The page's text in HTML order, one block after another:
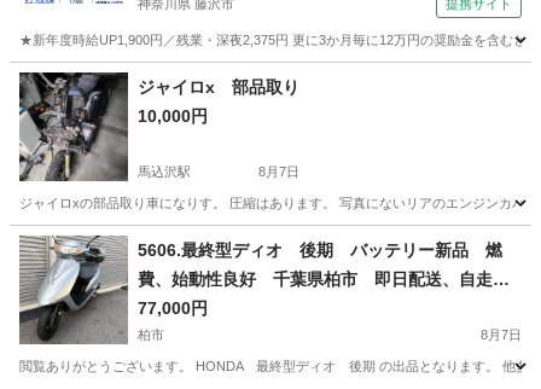
神奈川県 藤沢市 提携サイト
★新年度時給UP1,900円／残業・深夜2,375円 更に3か月毎に12万円の奨励金を含む
神奈川 藤沢市 その他
ジャイロx 部品取り
10,000円
馬込沢駅 8月7日
ジャイロxの部品取り車になりす。 圧縮はあります。 写真にないリアのエンジンカバ
千葉 鎌ケ谷市 馬込沢駅 ホンダ
5606.最終型ディオ 後期 バッテリー新品 燃
費、始動性良好 千葉県柏市 即日配送、自走引
き取りも可能
77,000円
柏市 8月7日
閲覧ありがとうございます。 HONDA 最終型ディオ 後期 の出品となります。 他多